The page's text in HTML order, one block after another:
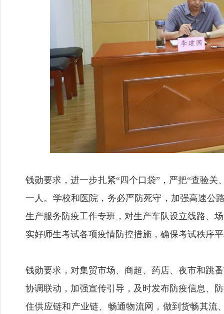
钱勋要求，进一步扎紧“四个口袋”，严把“查验
一人。学校和医院，务必严防死守，加强高速公
生产服务防疫工作专班，对生产车队设立线路、
实好师生考试各项疫情防控措施，确保考试秩序
钱勋要求，对集贸市场、商超、药店、夜市和跳
协调联动，加强宣传引导，及时发布防疫信息、
住供应链和产业链、畅通物流网，做到货畅其流